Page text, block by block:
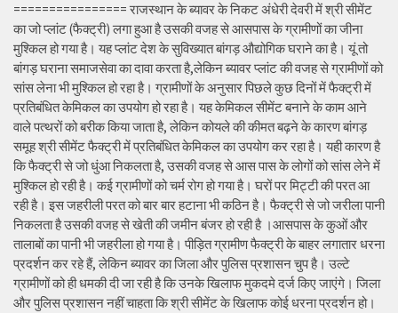
================ राजस्थान के ब्यावर के निकट अंधेरी देवरी में श्री सीमेंट
का जो प्लांट (फैक्ट्री) लगा हुआ है उसकी वजह से आसपास के ग्रामीणों का जीना
मुश्किल हो गया है। यह प्लांट देश के सुविख्यात बांगड़ औद्योगिक घराने का है। यूं तो
बांगड़ घराना समाजसेवा का दावा करता है,लेकिन ब्यावर प्लांट की वजह से ग्रामीणों को
सांस लेना भी मुश्किल हो रहा है। ग्रामीणों के अनुसार पिछले कुछ दिनों में फैक्ट्री में
प्रतिबंधित केमिकल का उपयोग हो रहा है। यह केमिकल सीमेंट बनाने के काम आने
वाले पत्थरों को बरीक किया जाता है, लेकिन कोयले की कीमत बढ़ने के कारण बांगड़
समूह श्री सीमेंट फैक्ट्री में प्रतिबंधित केमिकल का उपयोग कर रहा है। यही कारण है
कि फैक्ट्री से जो धुंआ निकलता है, उसकी वजह से आस पास के लोगों को सांस लेने में
मुश्किल हो रही है। कई ग्रामीणों को चर्म रोग हो गया है। घरों पर मिट्टी की परत आ
रही है। इस जहरीली परत को बार बार हटाना भी कठिन है। फैक्ट्री से जो जरीला पानी
निकलता है उसकी वजह से खेती की जमीन बंजर हो रही है ।आसपास के कुओं और
तालाबों का पानी भी जहरीला हो गया है। पीड़ित ग्रामीण फैक्ट्री के बाहर लगातार धरना
प्रदर्शन कर रहे हैं, लेकिन ब्यावर का जिला और पुलिस प्रशासन चुप है। उल्टे
ग्रामीणों को ही धमकी दी जा रही है कि उनके खिलाफ मुकदमे दर्ज किए जाएंगे। जिला
और पुलिस प्रशासन नहीं चाहता कि श्री सीमेंट के खिलाफ कोई धरना प्रदर्शन हो।